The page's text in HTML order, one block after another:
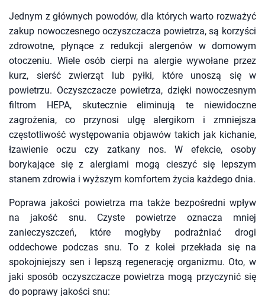
Jednym z głównych powodów, dla których warto rozważyć
zakup nowoczesnego oczyszczacza powietrza, są korzyści
zdrowotne, płynące z redukcji alergenów w domowym
otoczeniu. Wiele osób cierpi na alergie wywołane przez
kurz, sierść zwierząt lub pyłki, które unoszą się w
powietrzu. Oczyszczacze powietrza, dzięki nowoczesnym
filtrom HEPA, skutecznie eliminują te niewidoczne
zagrożenia, co przynosi ulgę alergikom i zmniejsza
częstotliwość występowania objawów takich jak kichanie,
łzawienie oczu czy zatkany nos. W efekcie, osoby
borykające się z alergiami mogą cieszyć się lepszym
stanem zdrowia i wyższym komfortem życia każdego dnia.
Poprawa jakości powietrza ma także bezpośredni wpływ
na jakość snu. Czyste powietrze oznacza mniej
zanieczyszczeń, które mogłyby podrażniać drogi
oddechowe podczas snu. To z kolei przekłada się na
spokojniejszy sen i lepszą regenerację organizmu. Oto, w
jaki sposób oczyszczacze powietrza mogą przyczynić się
do poprawy jakości snu: